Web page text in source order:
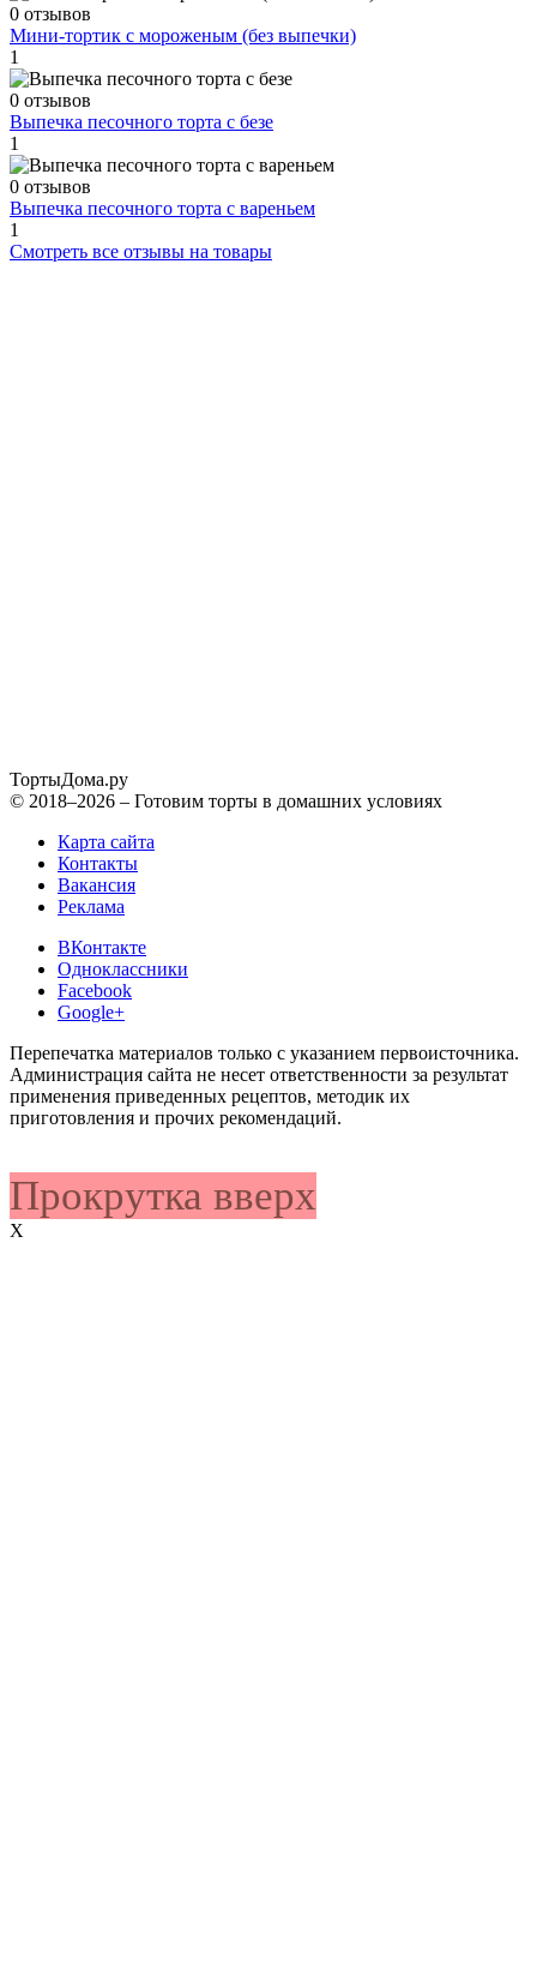
0 отзывов
Мини-тортик с мороженым (без выпечки)
1
0 отзывов
Выпечка песочного торта с безе
1
0 отзывов
Выпечка песочного торта с вареньем
1
Смотреть все отзывы на товары
ТортыДома.ру
© 2018–2026 – Готовим торты в домашних условиях
Карта сайта
Контакты
Вакансия
Реклама
ВКонтакте
Одноклассники
Facebook
Google+
Перепечатка материалов только с указанием первоисточника.
Администрация сайта не несет ответственности за результат
применения приведенных рецептов, методик их
приготовления и прочих рекомендаций.
Прокрутка вверх
X